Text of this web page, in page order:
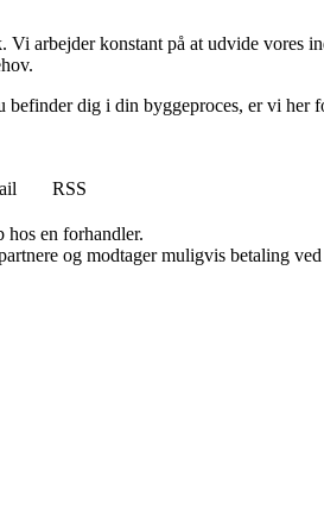
arbejder konstant på at udvide vores
dig i din byggeproces, er vi
RSS
en forhandler.
og modtager muligvis betaling